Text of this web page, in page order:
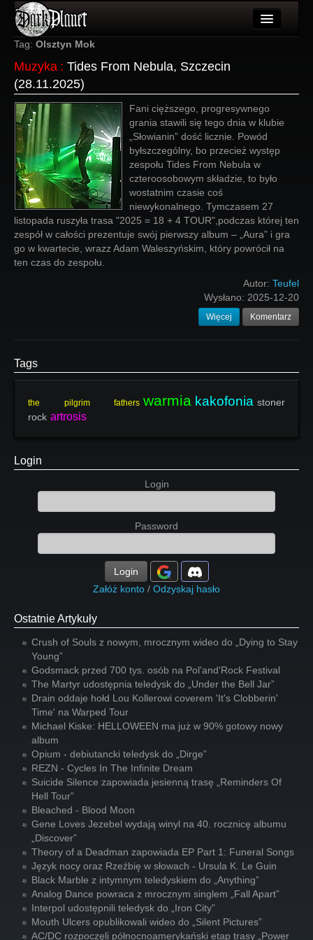
Artykuły
Użytkownicy
Wydarzenia
Galeria
Forum
Więcej
Login
Tag: Olsztyn Mok
Muzyka : Tides From Nebula, Szczecin
(28.11.2025)
Fani cięższego, progresywnego
grania stawili się tego dnia w klubie
„Słowianin” dość licznie. Powód
byłszczególny, bo przecież występ
zespołu Tides From Nebula w
czteroosobowym składzie, to było
wostatnim czasie coś
niewykonalnego. Tymczasem 27
listopada ruszyła trasa "2025 = 18 + 4 TOUR",podczas której ten
zespół w całości prezentuje swój pierwszy album – „Aura” i gra
go w kwartecie, wrazz Adam Waleszyńskim, który powrócił na
ten czas do zespołu.
Autor: Teufel
Wysłano: 2025-12-20
Więcej Komentarz
Tags
the pilgrim fathers warmia kakofonia stoner
rock artrosis
Login
Login
Password
Login
Załóż konto / Odzyskaj hasło
Ostatnie Artykuły
Crush of Souls z nowym, mrocznym wideo do „Dying to Stay
Young”
Godsmack przed 700 tys. osób na Pol'and'Rock Festival
The Martyr udostępnia teledysk do „Under the Bell Jar”
Drain oddaje hołd Lou Kollerowi coverem 'It's Clobberin'
Time' na Warped Tour
Michael Kiske: HELLOWEEN ma już w 90% gotowy nowy
album
Opium - debiutancki teledysk do „Dirge”
REZN - Cycles In The Infinite Dream
Suicide Silence zapowiada jesienną trasę „Reminders Of
Hell Tour”
Bleached - Blood Moon
Gene Loves Jezebel wydają winyl na 40. rocznicę albumu
„Discover”
Theory of a Deadman zapowiada EP Part 1: Funeral Songs
Język nocy oraz Rzeźbię w słowach - Ursula K. Le Guin
Black Marble z intymnym teledyskiem do „Anything”
Analog Dance powraca z mrocznym singlem „Fall Apart”
Interpol udostępnili teledysk do „Iron City”
Mouth Ulcers opublikowali wideo do „Silent Pictures”
AC/DC rozpoczęli północnoamerykański etap trasy „Power